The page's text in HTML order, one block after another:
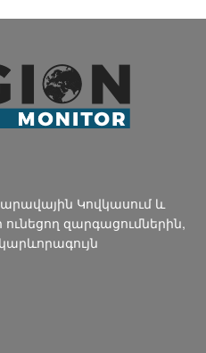
Կովկասում և
զարգացումներին,